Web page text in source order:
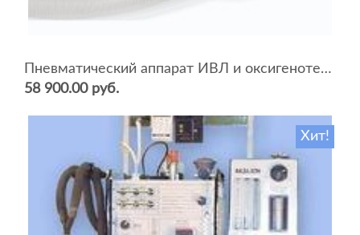
Пневматический аппарат ИВЛ и оксигенотерапии портативный АИВЛп-2/20-«ТМТ»
58 900.00 руб.
Хит!